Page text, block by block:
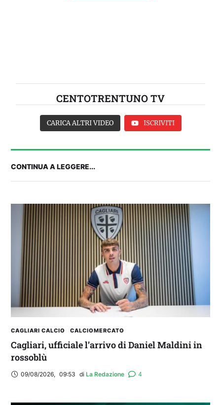
CENTOTRENTUNO TV
2° TROFEO RIVA | IL POST-PARTITA: commenta
con noi il match tra Cagliari e Nizza
CARICA ALTRI VIDEO ISCRIVITI
CONTINUA A LEGGERE...
CAGLIARI CALCIO CALCIOMERCATO
Cagliari, ufficiale l’arrivo di Daniel Maldini in
rossoblù
09/08/2026, 09:53 di La Redazione 4